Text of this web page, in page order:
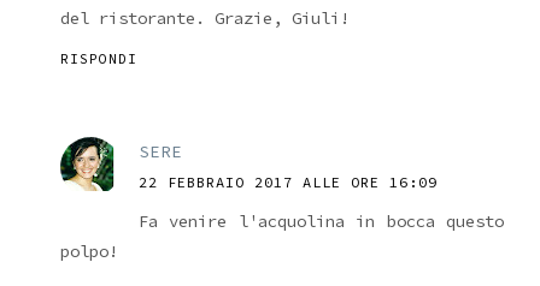
del ristorante. Grazie, Giuli!
RISPONDI
SERE
22 FEBBRAIO 2017 ALLE ORE 16:09
Fa venire l'acquolina in bocca questo
polpo!